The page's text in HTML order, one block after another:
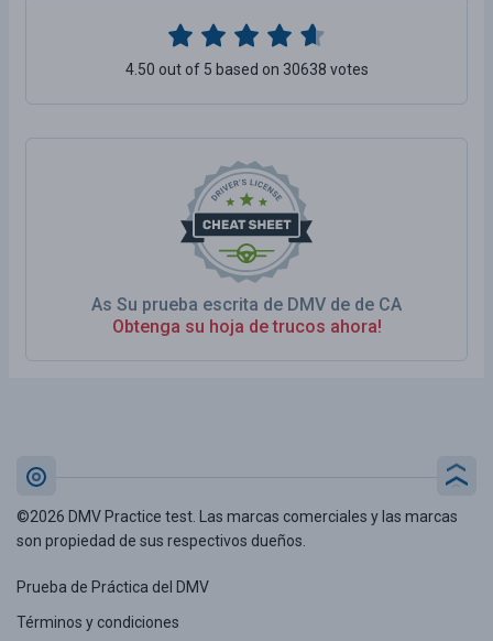
As Su prueba escrita de DMV de de CA
Obtenga su hoja de trucos ahora!
4.50 out of 5 based on 30638 votes
©2026 DMV Practice test. Las marcas comerciales y las marcas
son propiedad de sus respectivos dueños.
Prueba de Práctica del DMV
Términos y condiciones